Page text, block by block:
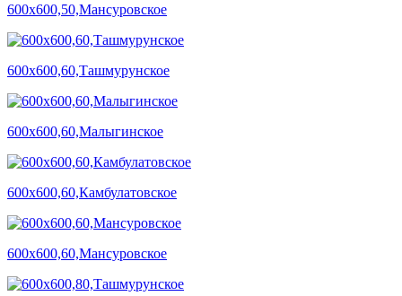
600х600,50,Мансуровское
600х600,60,Ташмурунское
600х600,60,Малыгинское
600х600,60,Камбулатовское
600х600,60,Мансуровское